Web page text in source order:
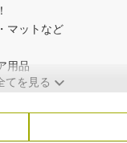
マットなど
用品
てを見る